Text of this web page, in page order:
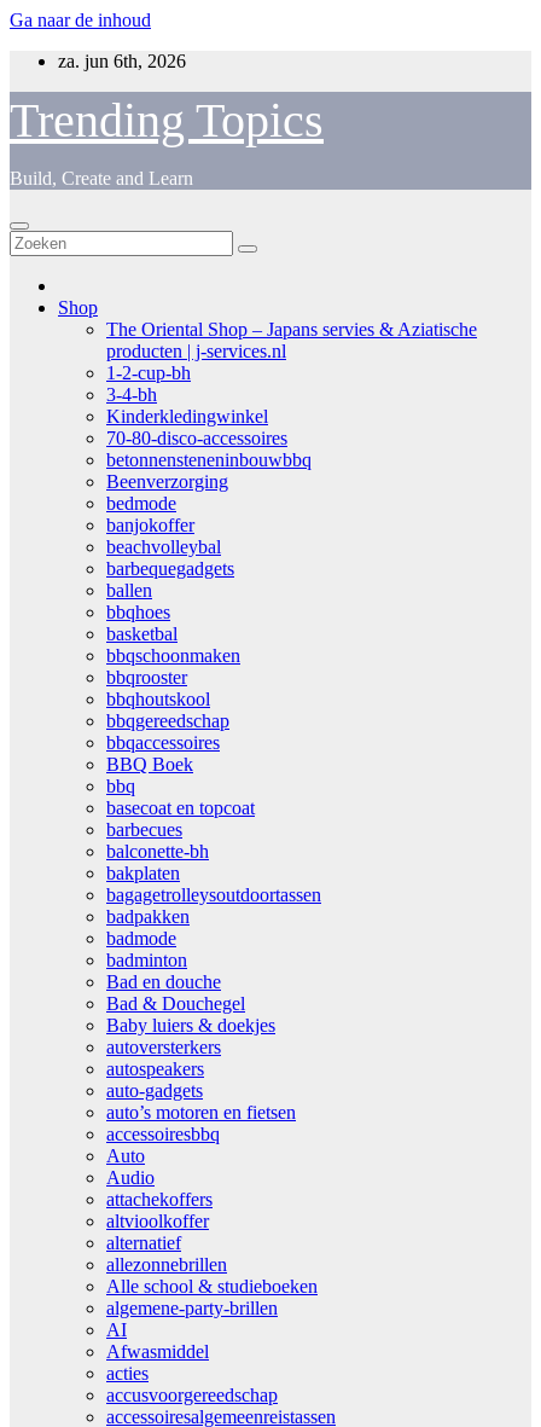
Ga naar de inhoud
za. jun 6th, 2026
Trending Topics
Build, Create and Learn
Shop
The Oriental Shop – Japans servies & Aziatische
producten | j-services.nl
1-2-cup-bh
3-4-bh
Kinderkledingwinkel
70-80-disco-accessoires
betonnensteneninbouwbbq
Beenverzorging
bedmode
banjokoffer
beachvolleybal
barbequegadgets
ballen
bbqhoes
basketbal
bbqschoonmaken
bbqrooster
bbqhoutskool
bbqgereedschap
bbqaccessoires
BBQ Boek
bbq
basecoat en topcoat
barbecues
balconette-bh
bakplaten
bagagetrolleysoutdoortassen
badpakken
badmode
badminton
Bad en douche
Bad & Douchegel
Baby luiers & doekjes
autoversterkers
autospeakers
auto-gadgets
auto’s motoren en fietsen
accessoiresbbq
Auto
Audio
attachekoffers
altvioolkoffer
alternatief
allezonnebrillen
Alle school & studieboeken
algemene-party-brillen
AI
Afwasmiddel
acties
accusvoorgereedschap
accessoiresalgemeenreistassen